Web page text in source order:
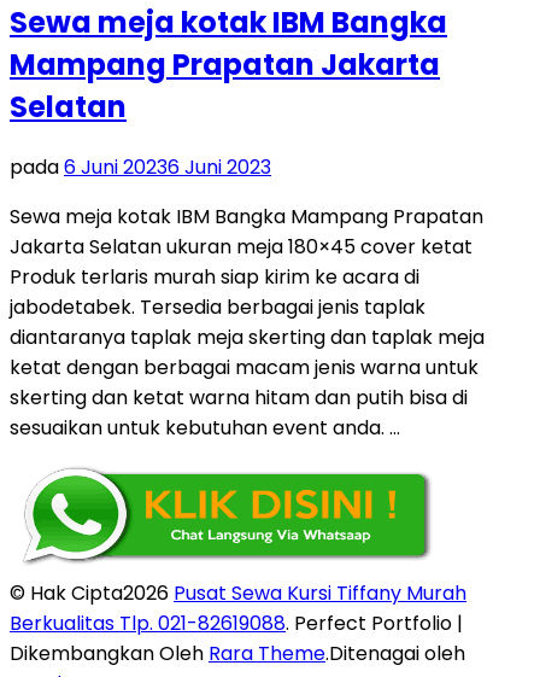
Sewa meja kotak IBM Bangka
Mampang Prapatan Jakarta
Selatan
pada6 Juni 20236 Juni 2023
Sewa meja kotak IBM Bangka Mampang Prapatan
Jakarta Selatan ukuran meja 180×45 cover ketat
Produk terlaris murah siap kirim ke acara di
jabodetabek. Tersedia berbagai jenis taplak
diantaranya taplak meja skerting dan taplak meja
ketat dengan berbagai macam jenis warna untuk
skerting dan ketat warna hitam dan putih bisa di
sesuaikan untuk kebutuhan event anda. …
© Hak Cipta2026 Pusat Sewa Kursi Tiffany Murah
Berkualitas Tlp. 021-82619088. Perfect Portfolio |
Dikembangkan Oleh Rara Theme.Ditenagai oleh